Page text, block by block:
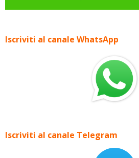
Iscriviti al canale WhatsApp
Iscriviti al canale Telegram